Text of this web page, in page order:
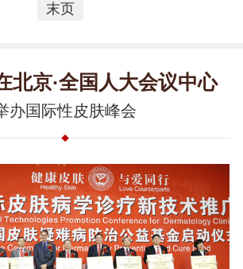
末页
北京·全国人大会议中心
办国际性皮肤峰会